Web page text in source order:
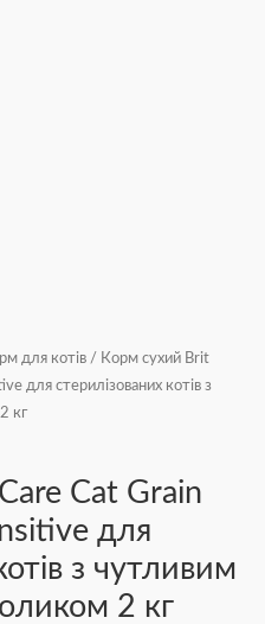
для котів / Корм сухий Brit
для стерилізованих котів з
кг
Cat Grain
для
з чутливим
2 кг